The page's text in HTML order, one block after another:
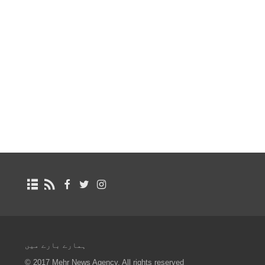
ہمارے بارے میں
© 2017 Mehr News Agency. All rights reserved